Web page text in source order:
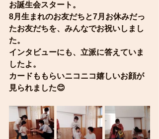
お誕生会スタート。
8月生まれのお友だちと7月お休みだっ
たお友だちを、みんなでお祝いしまし
た。
インタビューにも、立派に答えていま
したよ。
カードももらいニコニコ嬉しいお顔が
見られました😊